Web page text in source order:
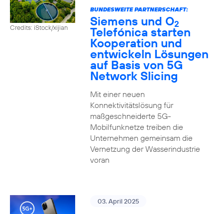
Credits: iStock/xijian
BUNDESWEITE PARTNERSCHAFT:
Siemens und O2
Telefónica starten
Kooperation und
entwickeln Lösungen
auf Basis von 5G
Network Slicing
Mit einer neuen
Konnektivitätslösung für
maßgeschneiderte 5G-
Mobilfunknetze treiben die
Unternehmen gemeinsam die
Vernetzung der Wasserindustrie
voran
03. April 2025